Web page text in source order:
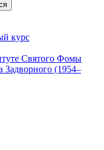
курс
Святого Фомы
(1954–